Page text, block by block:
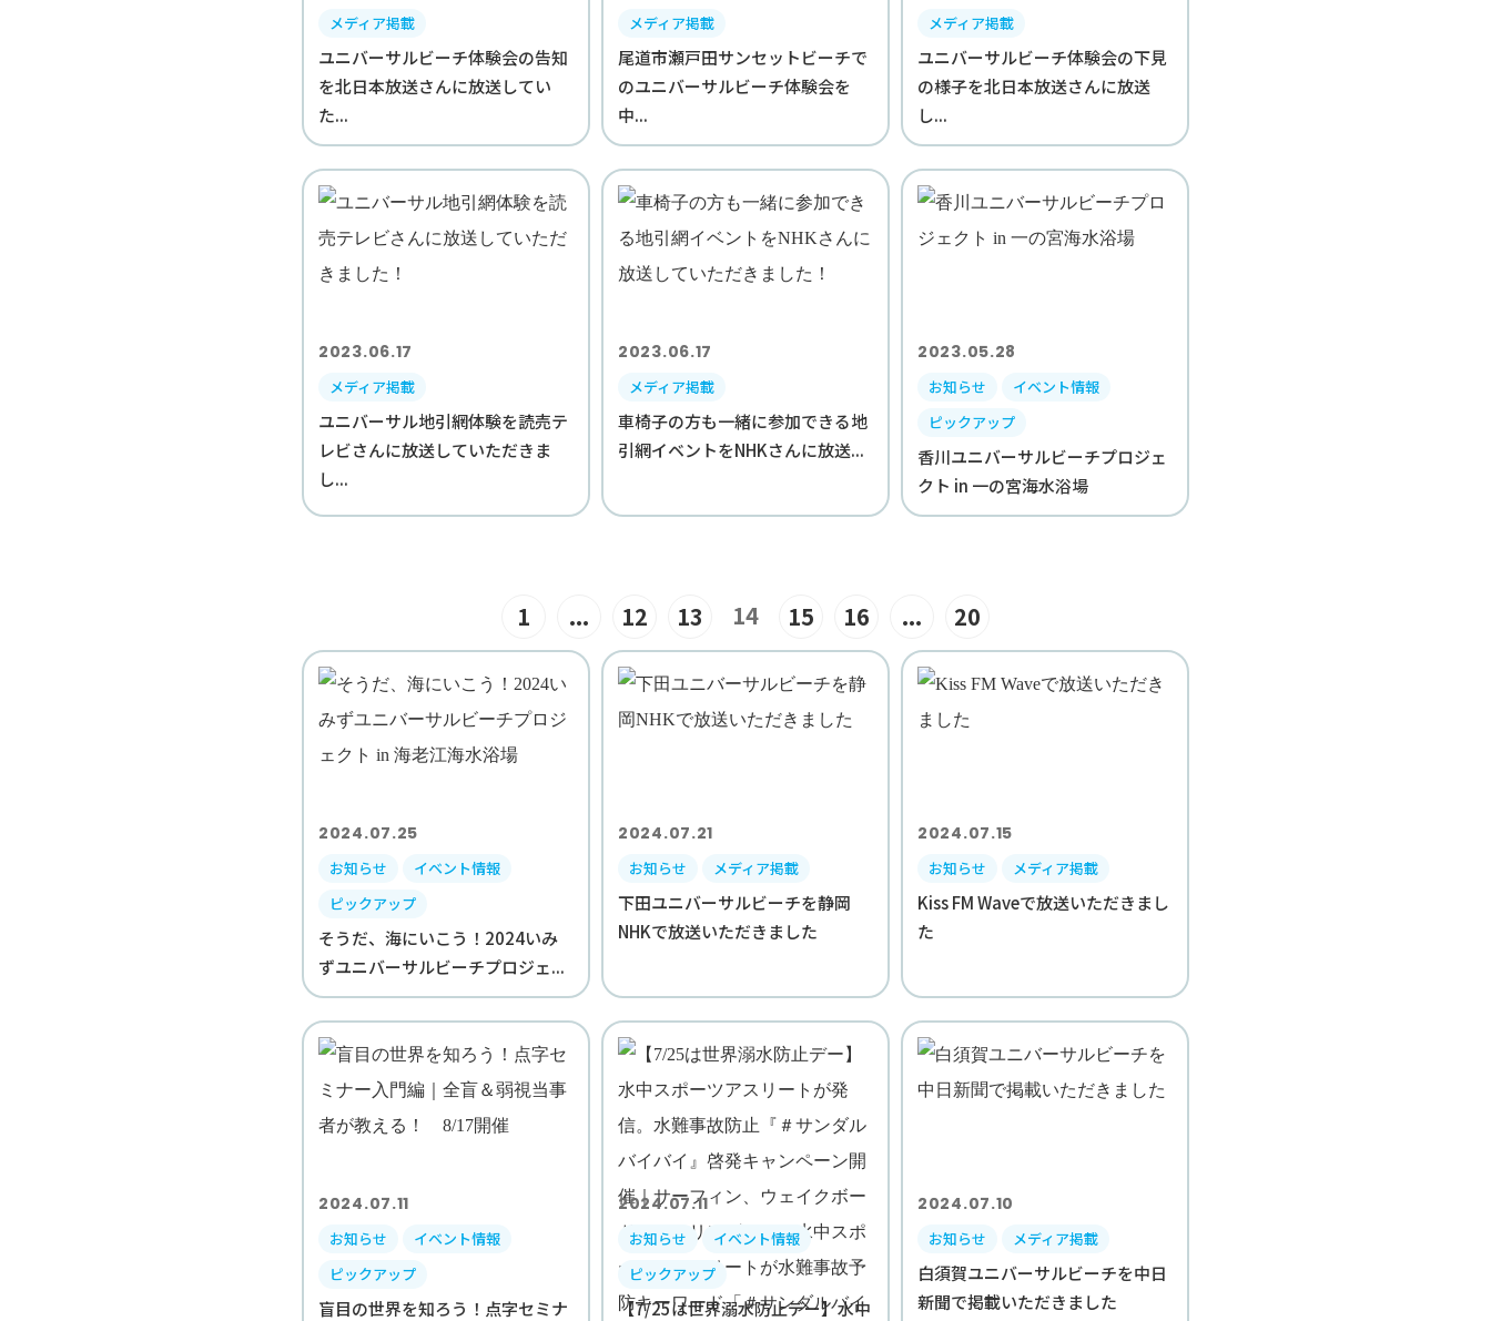
メディア掲載
ユニバーサルビーチ体験会の告知
を北日本放送さんに放送してい
た...
メディア掲載
尾道市瀬戸田サンセットビーチで
のユニバーサルビーチ体験会を
中...
メディア掲載
ユニバーサルビーチ体験会の下見
の様子を北日本放送さんに放送
し...
2023.06.17
メディア掲載
ユニバーサル地引網体験を読売テ
レビさんに放送していただきま
し...
2023.06.17
メディア掲載
車椅子の方も一緒に参加できる地
引網イベントをNHKさんに放送...
2023.05.28
お知らせ
イベント情報
ピックアップ
香川ユニバーサルビーチプロジェ
クト in 一の宮海水浴場
1 ... 12 13 14 15 16 ... 20
2024.07.25
お知らせ
イベント情報
ピックアップ
そうだ、海にいこう！2024いみ
ずユニバーサルビーチプロジェ...
2024.07.21
お知らせ メディア掲載
下田ユニバーサルビーチを静岡
NHKで放送いただきました
2024.07.15
お知らせ メディア掲載
Kiss FM Waveで放送いただきまし
た
2024.07.11
お知らせ
イベント情報
ピックアップ
盲目の世界を知ろう！点字セミナ
2024.07.11
お知らせ
イベント情報
ピックアップ
【7/25は世界溺水防止デー】水中
2024.07.10
お知らせ メディア掲載
白須賀ユニバーサルビーチを中日
新聞で掲載いただきました